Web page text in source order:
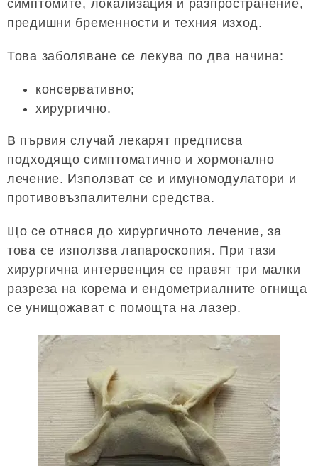
симптомите, локализация и разпространение,
предишни бременности и техния изход.
Това заболяване се лекува по два начина:
консервативно;
хирургично.
В първия случай лекарят предписва
подходящо симптоматично и хормонално
лечение. Използват се и имуномодулатори и
противовъзпалителни средства.
Що се отнася до хирургичното лечение, за
това се използва лапароскопия. При тази
хирургична интервенция се правят три малки
разреза на корема и ендометриалните огнища
се унищожават с помощта на лазер.